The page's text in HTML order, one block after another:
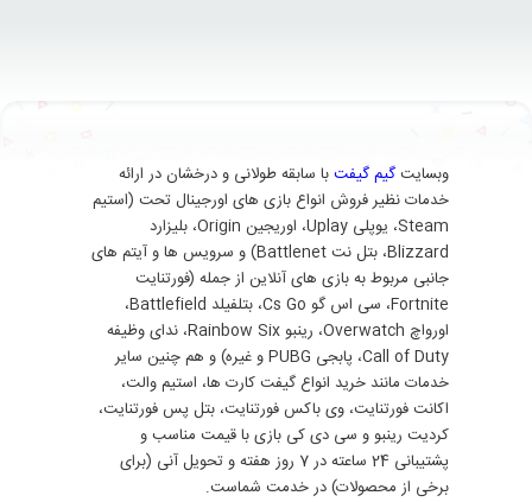
وبسایت گیم گیفتبا سابقه طولانی و درخشان در ارائه
خدمات نظیر فروش انواع بازی های اورجینال تحت (استیم
Steam، یوپلی Uplay، اوریجین Origin، بلیزارد
Blizzard، بتل نت Battlenet) و سرویس ها و آیتم های
جانبی مربوط به بازی های آنلاین از جمله (فورتنایت
Fortnite، سی اس گو Cs Go، بتلفیلد Battlefield،
اورواچ Overwatch، رینبو Rainbow Six، ندای وظیفه
Call of Duty، پابجی PUBG و غیره) و هم چنین سایر
خدمات مانند خرید انواع گیفت کارت ها، استیم والت،
اکانت فورتنایت، وی باکس فورتنایت، بتل پس فورتنایت،
کردیت رینبو و سی دی کی بازی با قیمت مناسب و
پشتیبانی 24 ساعته در 7 روز هفته و تحویل آنی (برای
برخی از محصولات) در خدمت شماست.